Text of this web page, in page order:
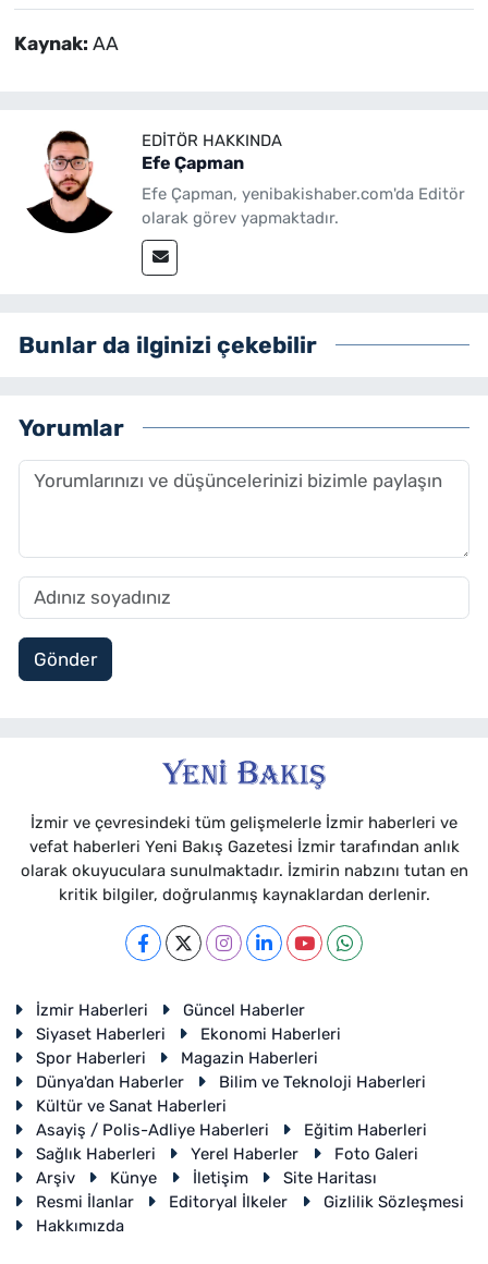
Kaynak: AA
EDITÖR HAKKINDA
Efe Çapman
Efe Çapman, yenibakishaber.com'da Editör
olarak görev yapmaktadır.
Bunlar da ilginizi çekebilir
Yorumlar
Gönder
İzmir ve çevresindeki tüm gelişmelerle İzmir haberleri ve
vefat haberleri Yeni Bakış Gazetesi İzmir tarafından anlık
olarak okuyuculara sunulmaktadır. İzmirin nabzını tutan en
kritik bilgiler, doğrulanmış kaynaklardan derlenir.
İzmir Haberleri
Güncel Haberler
Siyaset Haberleri
Ekonomi Haberleri
Spor Haberleri
Magazin Haberleri
Dünya'dan Haberler
Bilim ve Teknoloji Haberleri
Kültür ve Sanat Haberleri
Asayiş / Polis-Adliye Haberleri
Eğitim Haberleri
Sağlık Haberleri
Yerel Haberler
Foto Galeri
Arşiv
Künye İletişim
Site Haritası
Resmi İlanlar
Editoryal İlkeler
Gizlilik Sözleşmesi
Hakkımızda